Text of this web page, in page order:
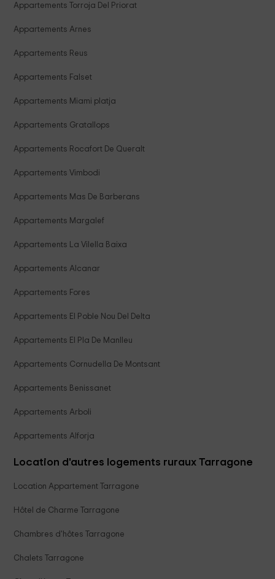
Appartements Torroja Del Priorat
Appartements Arnes
Appartements Reus
Appartements Falset
Appartements Miami platja
Appartements Gratallops
Appartements Rocafort De Queralt
Appartements Vimbodi
Appartements Mas De Barberans
Appartements Margalef
Appartements La Vilella Baixa
Appartements Alcanar
Appartements Fores
Appartements El Poble Nou Del Delta
Appartements El Pla De Manlleu
Appartements Cornudella De Montsant
Appartements Benissanet
Appartements Arboli
Appartements Alforja
Location d'autres logements ruraux Tarragone
Location Appartement Tarragone
Hôtel de Charme Tarragone
Chambres d'hôtes Tarragone
Chalets Tarragone